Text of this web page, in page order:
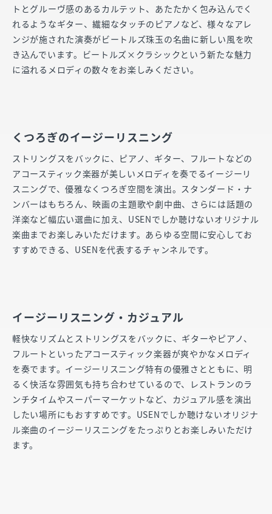
トとグルーヴ感のあるカルテット、あたたかく包み込んでく
れるようなギター、繊細なタッチのピアノなど、様々なアレ
ンジが施された演奏がビートルズ珠玉の名曲に新しい風を吹
き込んでいます。ビートルズ×クラシックという新たな魅力
に溢れるメロディの数々をお楽しみください。
くつろぎのイージーリスニング
ストリングスをバックに、ピアノ、ギター、フルートなどの
アコースティック楽器が美しいメロディを奏でるイージーリ
スニングで、優雅なくつろぎ空間を演出。スタンダード・ナ
ンバーはもちろん、映画の主題歌や劇中曲、さらには話題の
洋楽など幅広い選曲に加え、USENでしか聴けないオリジナル
楽曲までお楽しみいただけます。あらゆる空間に安心してお
すすめできる、USENを代表するチャンネルです。
イージーリスニング・カジュアル
軽快なリズムとストリングスをバックに、ギターやピアノ、
フルートといったアコースティック楽器が爽やかなメロディ
を奏でます。イージーリスニング特有の優雅さとともに、明
るく快活な雰囲気も持ち合わせているので、レストランのラ
ンチタイムやスーパーマーケットなど、カジュアル感を演出
したい場所にもおすすめです。USENでしか聴けないオリジナ
ル楽曲のイージーリスニングをたっぷりとお楽しみいただけ
ます。